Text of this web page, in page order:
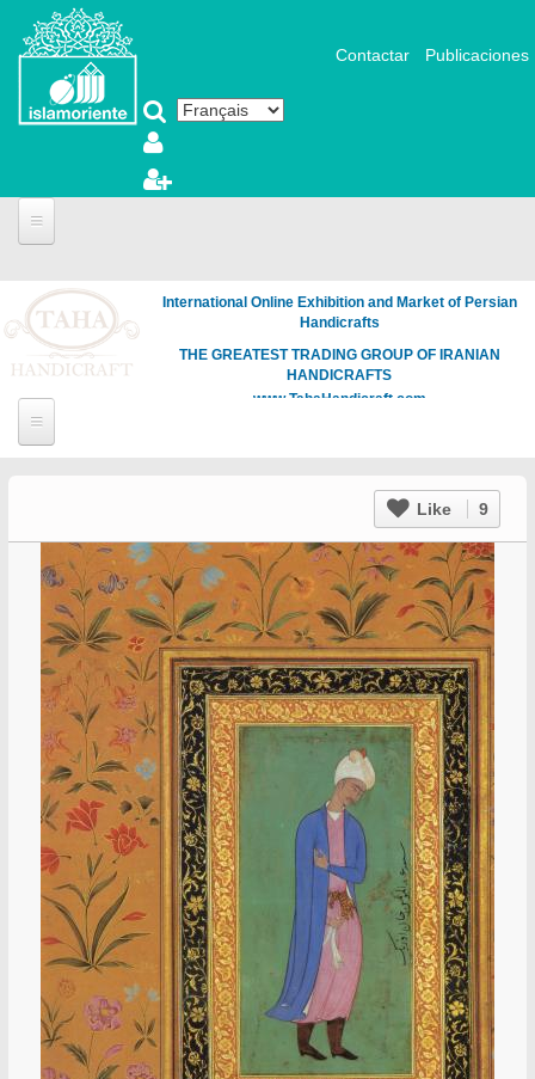
Aller au contenu principal
Contactar Publicaciones
International Online Exhibition and Market of Persian
Handicrafts
THE GREATEST TRADING GROUP OF IRANIAN
HANDICRAFTS
www.TahaHandicraft.com
Like 9